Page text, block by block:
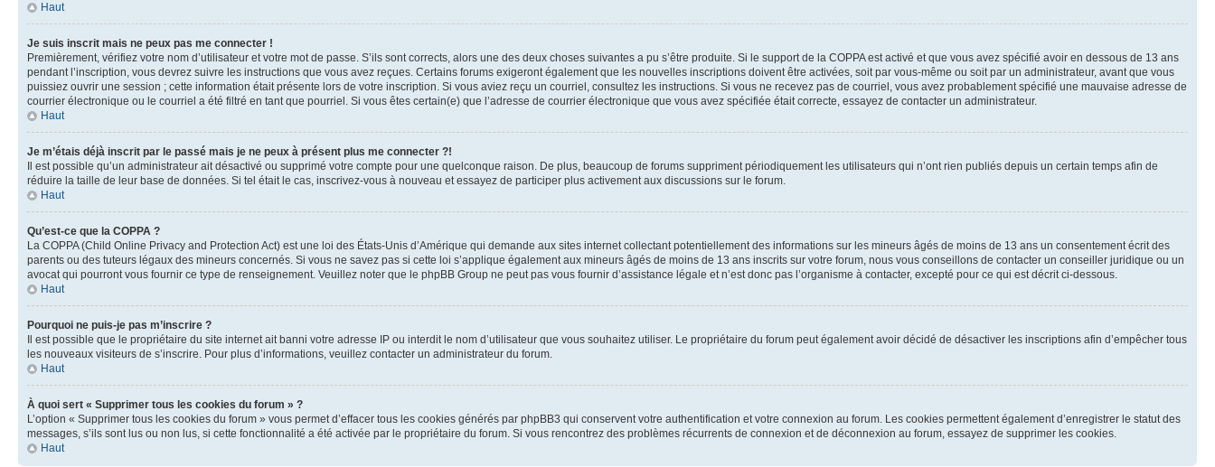
Haut
Je suis inscrit mais ne peux pas me connecter !
Premièrement, vérifiez votre nom d’utilisateur et votre mot de passe. S’ils sont corrects, alors une des deux choses suivantes a pu s’être produite. Si le support de la COPPA est activé et que vous avez spécifié avoir en dessous de 13 ans
pendant l’inscription, vous devrez suivre les instructions que vous avez reçues. Certains forums exigeront également que les nouvelles inscriptions doivent être activées, soit par vous-même ou soit par un administrateur, avant que vous
puissiez ouvrir une session ; cette information était présente lors de votre inscription. Si vous aviez reçu un courriel, consultez les instructions. Si vous ne recevez pas de courriel, vous avez probablement spécifié une mauvaise adresse de
courrier électronique ou le courriel a été filtré en tant que pourriel. Si vous êtes certain(e) que l’adresse de courrier électronique que vous avez spécifiée était correcte, essayez de contacter un administrateur.
Haut
Je m’étais déjà inscrit par le passé mais je ne peux à présent plus me connecter ?!
Il est possible qu’un administrateur ait désactivé ou supprimé votre compte pour une quelconque raison. De plus, beaucoup de forums suppriment périodiquement les utilisateurs qui n’ont rien publiés depuis un certain temps afin de
réduire la taille de leur base de données. Si tel était le cas, inscrivez-vous à nouveau et essayez de participer plus activement aux discussions sur le forum.
Haut
Qu’est-ce que la COPPA ?
La COPPA (Child Online Privacy and Protection Act) est une loi des États-Unis d’Amérique qui demande aux sites internet collectant potentiellement des informations sur les mineurs âgés de moins de 13 ans un consentement écrit des
parents ou des tuteurs légaux des mineurs concernés. Si vous ne savez pas si cette loi s’applique également aux mineurs âgés de moins de 13 ans inscrits sur votre forum, nous vous conseillons de contacter un conseiller juridique ou un
avocat qui pourront vous fournir ce type de renseignement. Veuillez noter que le phpBB Group ne peut pas vous fournir d’assistance légale et n’est donc pas l’organisme à contacter, excepté pour ce qui est décrit ci-dessous.
Haut
Pourquoi ne puis-je pas m’inscrire ?
Il est possible que le propriétaire du site internet ait banni votre adresse IP ou interdit le nom d’utilisateur que vous souhaitez utiliser. Le propriétaire du forum peut également avoir décidé de désactiver les inscriptions afin d’empêcher tous
les nouveaux visiteurs de s’inscrire. Pour plus d’informations, veuillez contacter un administrateur du forum.
Haut
À quoi sert « Supprimer tous les cookies du forum » ?
L’option « Supprimer tous les cookies du forum » vous permet d’effacer tous les cookies générés par phpBB3 qui conservent votre authentification et votre connexion au forum. Les cookies permettent également d’enregistrer le statut des
messages, s’ils sont lus ou non lus, si cette fonctionnalité a été activée par le propriétaire du forum. Si vous rencontrez des problèmes récurrents de connexion et de déconnexion au forum, essayez de supprimer les cookies.
Haut